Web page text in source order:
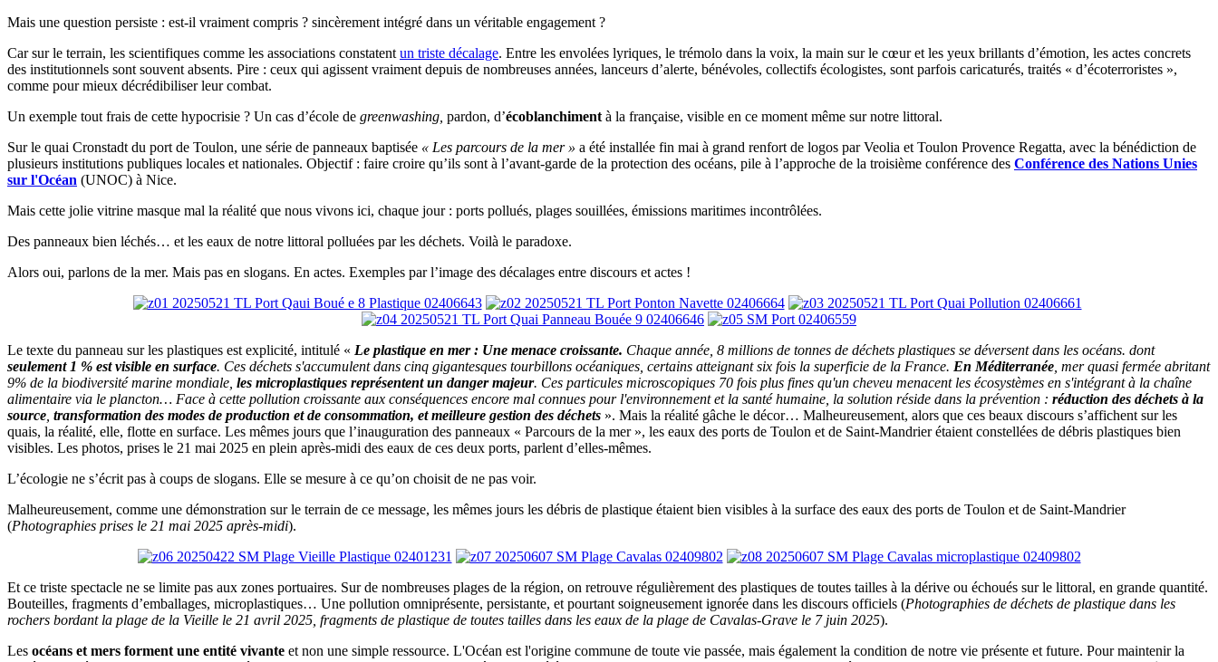
Mais une question persiste : est-il vraiment compris ? sincèrement intégré dans un véritable engagement ?
Car sur le terrain, les scientifiques comme les associations constatent un triste décalage. Entre les envolées lyriques, le trémolo dans la voix, la main sur le cœur et les yeux brillants d’émotion, les actes concrets
des institutionnels sont souvent absents. Pire : ceux qui agissent vraiment depuis de nombreuses années, lanceurs d’alerte, bénévoles, collectifs écologistes, sont parfois caricaturés, traités « d’écoterroristes »,
comme pour mieux décrédibiliser leur combat.
Un exemple tout frais de cette hypocrisie ? Un cas d’école de greenwashing, pardon, d’écoblanchiment à la française, visible en ce moment même sur notre littoral.
Sur le quai Cronstadt du port de Toulon, une série de panneaux baptisée « Les parcours de la mer » a été installée fin mai à grand renfort de logos par Veolia et Toulon Provence Regatta, avec la bénédiction de
plusieurs institutions publiques locales et nationales. Objectif : faire croire qu’ils sont à l’avant-garde de la protection des océans, pile à l’approche de la troisième conférence des Conférence des Nations Unies
sur l'Océan (UNOC) à Nice.
Mais cette jolie vitrine masque mal la réalité que nous vivons ici, chaque jour : ports pollués, plages souillées, émissions maritimes incontrôlées.
Des panneaux bien léchés… et les eaux de notre littoral polluées par les déchets. Voilà le paradoxe.
Alors oui, parlons de la mer. Mais pas en slogans. En actes. Exemples par l’image des décalages entre discours et actes !
Le texte du panneau sur les plastiques est explicité, intitulé « Le plastique en mer : Une menace croissante. Chaque année, 8 millions de tonnes de déchets plastiques se déversent dans les océans. dont
seulement 1 % est visible en surface. Ces déchets s'accumulent dans cinq gigantesques tourbillons océaniques, certains atteignant six fois la superficie de la France. En Méditerranée , mer quasi fermée abritant
9% de la biodiversité marine mondiale, les microplastiques représentent un danger majeur. Ces particules microscopiques 70 fois plus fines qu'un cheveu menacent les écosystèmes en s'intégrant à la chaîne
alimentaire via le plancton… Face à cette pollution croissante aux conséquences encore mal connues pour l'environnement et la santé humaine, la solution réside dans la prévention : réduction des déchets à la
source transformation des modes de production et de consommation, et meilleure gestion des déchets ». Mais la réalité gâche le décor… Malheureusement, alors que ces beaux discours s’affichent sur les
quais, la réalité, elle, flotte en surface. Les mêmes jours que l’inauguration des panneaux « Parcours de la mer », les eaux des ports de Toulon et de Saint-Mandrier étaient constellées de débris plastiques bien
visibles. Les photos, prises le 21 mai 2025 en plein après-midi des eaux de ces deux ports, parlent d’elles-mêmes.
L’écologie ne s’écrit pas à coups de slogans. Elle se mesure à ce qu’on choisit de ne pas voir.
Malheureusement, comme une démonstration sur le terrain de ce message, les mêmes jours les débris de plastique étaient bien visibles à la surface des eaux des ports de Toulon et de Saint-Mandrier
(Photographies prises le 21 mai 2025 après-midi).
Et ce triste spectacle ne se limite pas aux zones portuaires. Sur de nombreuses plages de la région, on retrouve régulièrement des plastiques de toutes tailles à la dérive ou échoués sur le littoral, en grande quantité.
Bouteilles, fragments d’emballages, microplastiques… Une pollution omniprésente, persistante, et pourtant soigneusement ignorée dans les discours officiels (Photographies de déchets de plastique dans les
rochers bordant la plage de la Vieille le 21 avril 2025, fragments de plastique de toutes tailles dans les eaux de la plage de Cavalas-Grave le 7 juin 2025).
Les océans et mers forment une entité vivante et non une simple ressource. L'Océan est l'origine commune de toute vie passée, mais également la condition de notre vie présente et future. Pour maintenir la